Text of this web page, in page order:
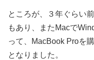
ところが、３年ぐらい
もあり、またMacで
って、MacBook Proを
となりました。